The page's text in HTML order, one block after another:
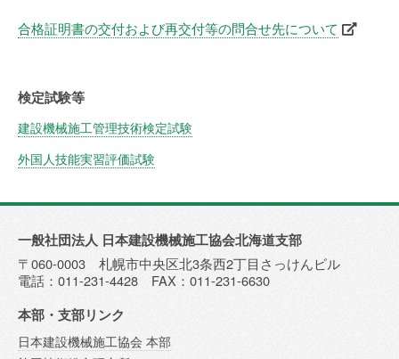
検定試験等
建設機械施工管理技術検定試験
外国人技能実習評価試験
合格証明書の交付および再交付等の問合せ先について
一般社団法人 日本建設機械施工協会北海道支部
〒060-0003 札幌市中央区北3条西2丁目さっけんビル
電話：011-231-4428 FAX：011-231-6630
本部・支部リンク
日本建設機械施工協会 本部